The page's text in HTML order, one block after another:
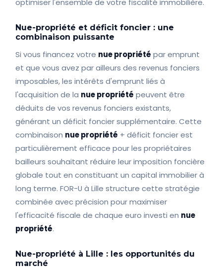
optimiser l'ensemble de votre fiscalité immobilière.
Nue-propriété et déficit foncier : une
combinaison puissante
Si vous financez votre nue propriété par emprunt
et que vous avez par ailleurs des revenus fonciers
imposables, les intérêts d'emprunt liés à
l'acquisition de la nue propriété peuvent être
déduits de vos revenus fonciers existants,
générant un déficit foncier supplémentaire. Cette
combinaison nue propriété + déficit foncier est
particulièrement efficace pour les propriétaires
bailleurs souhaitant réduire leur imposition foncière
globale tout en constituant un capital immobilier à
long terme. FOR-U à Lille structure cette stratégie
combinée avec précision pour maximiser
l'efficacité fiscale de chaque euro investi en nue
propriété.
Nue-propriété à Lille : les opportunités du
marché